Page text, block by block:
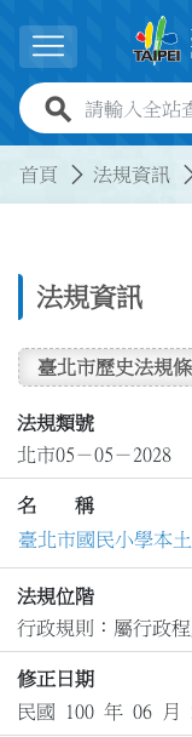
展開選單
全站查詢關
首頁 法規資訊
法規資訊
臺北市歷史法規
法規類號
北市05－05－2028
名 稱
臺北市國民小學本
法規位階
行政規則：屬行政
修正日期
民國 100 年 06 月